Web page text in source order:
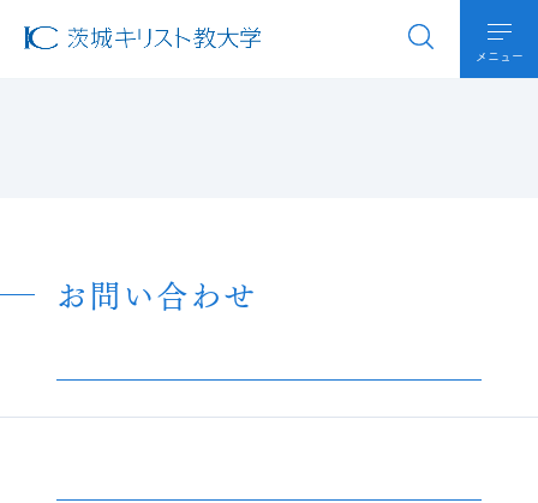
メニュー
お問い合わせ